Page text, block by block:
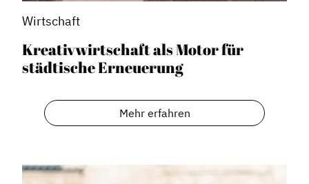
Wirtschaft
Kreativwirtschaft als Motor für
städtische Erneuerung
Mehr erfahren